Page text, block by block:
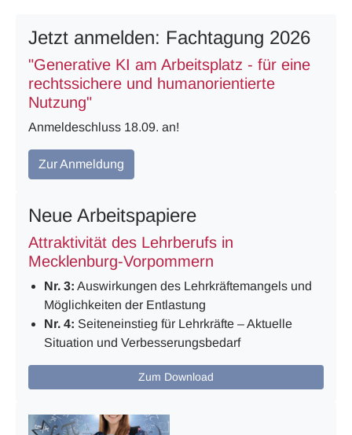
Jetzt anmelden: Fachtagung 2026
"Generative KI am Arbeitsplatz - für eine
rechtssichere und humanorientierte
Nutzung"
Anmeldeschluss 18.09. an!
Zur Anmeldung
Neue Arbeitspapiere
Attraktivität des Lehrberufs in
Mecklenburg-Vorpommern
Nr. 3: Auswirkungen des Lehrkräftemangels und
Möglichkeiten der Entlastung
Nr. 4: Seiteneinstieg für Lehrkräfte – Aktuelle
Situation und Verbesserungsbedarf
Zum Download